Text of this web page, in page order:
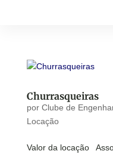
Churrasqueiras
por Clube de
Locação
Valor da locação